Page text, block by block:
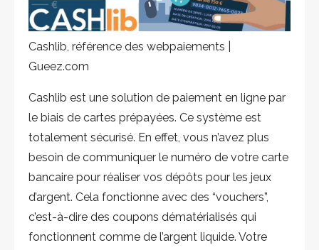
Cashlib, référence des webpaiements |
Gueez.com
Cashlib est une solution de paiement en ligne par
le biais de cartes prépayées. Ce système est
totalement sécurisé. En effet, vous n’avez plus
besoin de communiquer le numéro de votre carte
bancaire pour réaliser vos dépôts pour les jeux
d’argent. Cela fonctionne avec des “vouchers”,
c’est-à-dire des coupons dématérialisés qui
fonctionnent comme de l’argent liquide. Votre